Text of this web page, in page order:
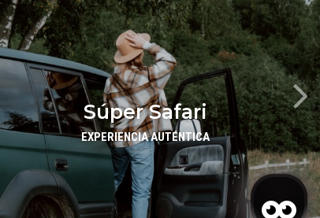
Súper Safari
EXPERIENCIA AUTÉNTICA